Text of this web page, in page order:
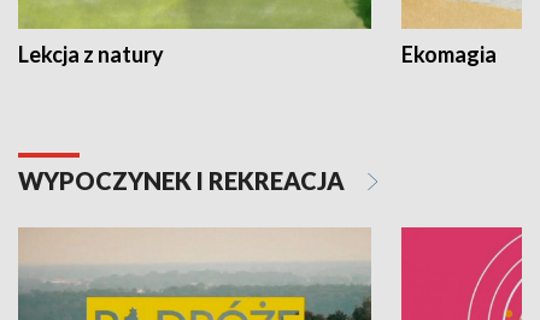
Lekcja z natury Ekomagia
WYPOCZYNEK I REKREACJA